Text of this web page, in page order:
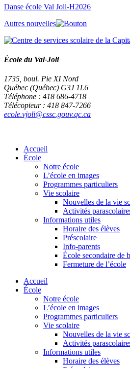
Danse école Val Joli-H2026
Autres nouvelles
École du Val-Joli
1735, boul. Pie XI Nord
Québec (Québec) G3J 1L6
Téléphone : 418 686-4718
Télécopieur : 418 847-7266
ecole.vjoli@cssc.gouv.qc.ca
Accueil
École
Notre école
L’école en images
Programmes particuliers
Vie scolaire
Nouvelles de la vie
Activités
Informations utiles
Horaire des élèves
Préscolaire
Info-parents
École secondaire de
Fermeture de l’école
Accueil
École
Notre école
L’école en images
Programmes particuliers
Vie scolaire
Nouvelles de la vie
Activités
Informations utiles
Horaire des élèves